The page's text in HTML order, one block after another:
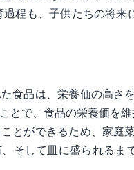
程も、子供たちの将
食品は、栄養価の高さ
とで、食品の栄養価を維
とができるため、家庭
そして皿に盛られるま